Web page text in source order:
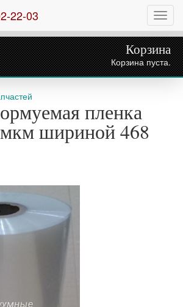
22-03
Корзина
Корзина пуста.
пленка
шириной 468